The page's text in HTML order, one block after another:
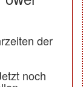
der
noch